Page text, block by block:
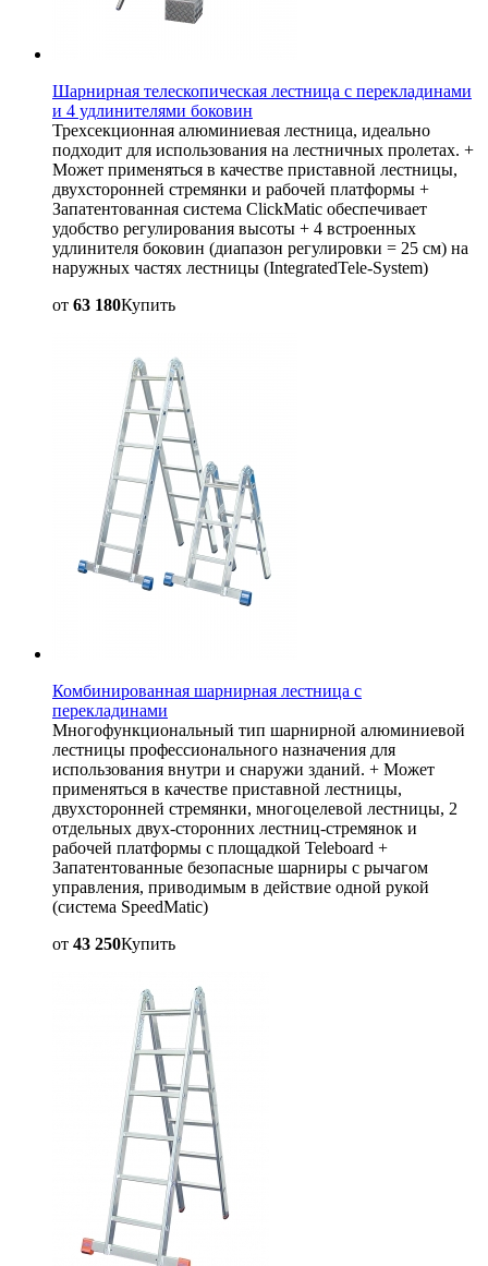
Шарнирная телескопическая лестница с перекладинами
и 4 удлинителями боковин
Трехсекционная алюминиевая лестница, идеально
подходит для использования на лестничных пролетах. +
Может применяться в качестве приставной лестницы,
двухсторонней стремянки и рабочей платформы +
Запатентованная система ClickMatic обеспечивает
удобство регулирования высоты + 4 встроенных
удлинителя боковин (диапазон регулировки = 25 см) на
наружных частях лестницы (IntegratedTele-System)
от 63 180Купить
Комбинированная шарнирная лестница с
перекладинами
Многофункциональный тип шарнирной алюминиевой
лестницы профессионального назначения для
использования внутри и снаружи зданий. + Может
применяться в качестве приставной лестницы,
двухсторонней стремянки, многоцелевой лестницы, 2
отдельных двух-сторонних лестниц-стремянок и
рабочей платформы с площадкой Teleboard +
Запатентованные безопасные шарниры с рычагом
управления, приводимым в действие одной рукой
(система SpeedMatic)
от 43 250Купить